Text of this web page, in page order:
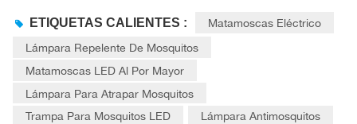
ETIQUETAS CALIENTES :
Matamoscas Eléctrico
Lámpara Repelente De Mosquitos
Matamoscas LED Al Por Mayor
Lámpara Para Atrapar Mosquitos
Trampa Para Mosquitos LED
Lámpara Antimosquitos